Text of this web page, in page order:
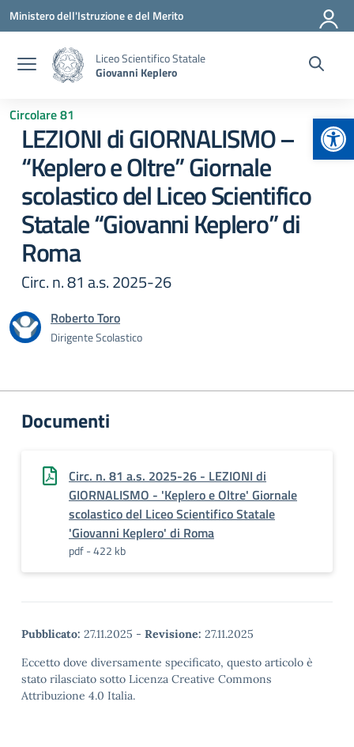
Vai ai contenuti
Vai al menu di navigazione
Vai al footer
Ministero dell'Istruzione e del Merito
Liceo Scientifico Statale
Giovanni Keplero
Circolare 81
LEZIONI di GIORNALISMO –
“Keplero e Oltre” Giornale
scolastico del Liceo Scientifico
Statale “Giovanni Keplero” di
Roma
Circ. n. 81 a.s. 2025-26
Roberto Toro
Dirigente Scolastico
Documenti
Circ. n. 81 a.s. 2025-26 - LEZIONI di
GIORNALISMO - 'Keplero e Oltre' Giornale
scolastico del Liceo Scientifico Statale
'Giovanni Keplero' di Roma
pdf - 422 kb
Pubblicato: 27.11.2025 - Revisione: 27.11.2025
Eccetto dove diversamente specificato, questo articolo è
stato rilasciato sotto Licenza Creative Commons
Attribuzione 4.0 Italia.